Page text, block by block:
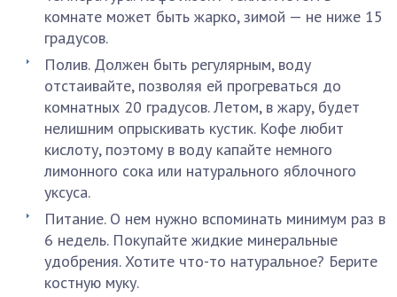
комнате может быть жарко, зимой — не ниже 15
градусов.
Полив. Должен быть регулярным, воду
отстаивайте, позволяя ей прогреваться до
комнатных 20 градусов. Летом, в жару, будет
нелишним опрыскивать кустик. Кофе любит
кислоту, поэтому в воду капайте немного
лимонного сока или натурального яблочного
уксуса.
Питание. О нем нужно вспоминать минимум раз в
6 недель. Покупайте жидкие минеральные
удобрения. Хотите что-то натуральное? Берите
костную муку.